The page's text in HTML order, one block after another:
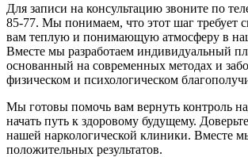
Для записи на консультацию звоните по
85-77. Мы понимаем, что этот шаг требует
вам теплую и понимающую атмосферу в
Вместе мы разработаем индивидуальный
основанный на современных методах и
физическом и психологическом
Мы готовы помочь вам вернуть контроль
начать путь к здоровому будущему.
нашей наркологической клиники. Вместе
положительных результатов.